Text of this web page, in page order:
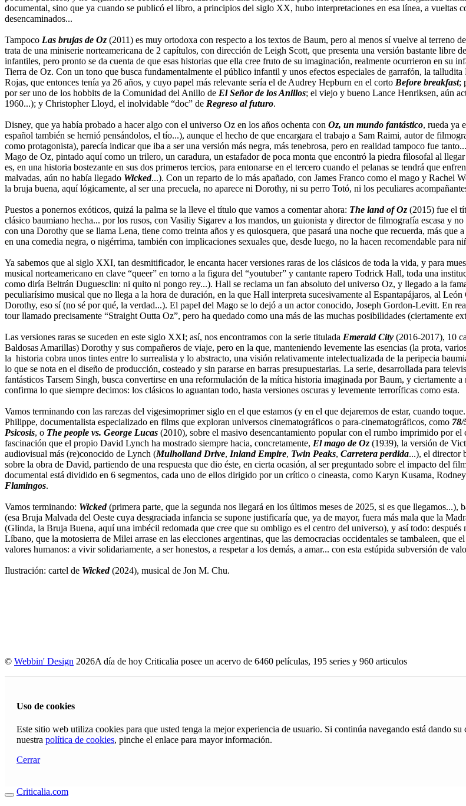
documental, sino que ya cuando se publicó el libro, a principios del siglo XX, hubo interpretaciones en esa línea, a vueltas
desencaminados...
Tampoco Las brujas de Oz (2011) es muy ortodoxa con respecto a los textos de Baum, pero al menos sí vuelve al terreno
trata de una miniserie norteamericana de 2 capítulos, con dirección de Leigh Scott, que presenta una versión bastante
infantiles, pero pronto se da cuenta de que esas historias que ella cree fruto de su imaginación, realmente ocurrieron en su
Tierra de Oz. Con un tono que busca fundamentalmente el público infantil y unos efectos especiales de garrafón, la
Rojas, que entonces tenía ya 26 años, y cuyo papel más relevante sería el de Audrey Hepburn en el corto Before breakfast;
por ser uno de los hobbits de la Comunidad del Anillo de El Señor de los Anillos; el viejo y bueno Lance Henriksen, aún
1960...); y Christopher Lloyd, el inolvidable “doc” de Regreso al futuro.
Disney, que ya había probado a hacer algo con el universo Oz en los años ochenta con Oz, un mundo fantástico, rueda ya
español también se hernió pensándolos, el tío...), aunque el hecho de que encargara el trabajo a Sam Raimi, autor de
como protagonista), parecía indicar que iba a ser una versión más negra, más tenebrosa, pero en realidad tampoco fue
Mago de Oz, pintado aquí como un trilero, un caradura, un estafador de poca monta que encontró la piedra filosofal al
es, en una historia bostezante en sus dos primeros tercios, para entonarse en el tercero cuando el pelanas se tendrá que
malvadas, aún no había llegado Wicked...). Con un reparto de lo más apañado, con James Franco como el mago y
la bruja buena, aquí lógicamente, al ser una precuela, no aparece ni Dorothy, ni su perro Totó, ni los peculiares
Puestos a ponernos exóticos, quizá la palma se la lleve el título que vamos a comentar ahora: The land of Oz (2015) fue el
clásico baumiano hecha... por los rusos, con Vasiliy Sigarev a los mandos, un guionista y director de filmografía escasa y
con una Dorothy que se llama Lena, tiene como treinta años y es quiosquera, que pasará una noche que recuerda, más que
en una comedia negra, o nigérrima, también con implicaciones sexuales que, desde luego, no la hacen recomendable para
Ya sabemos que al siglo XXI, tan desmitificador, le encanta hacer versiones raras de los clásicos de toda la vida, y para
musical norteamericano en clave “queer” en torno a la figura del “youtuber” y cantante rapero Todrick Hall, toda una
como diría Beltrán Duguesclin: ni quito ni pongo rey...). Hall se reclama un fan absoluto del universo Oz, y llegado a la
peculiarísimo musical que no llega a la hora de duración, en la que Hall interpreta sucesivamente al Espantapájaros, al
Dorothy, eso sí (no sé por qué, la verdad...). El papel del Mago se lo dejó a un actor conocido, Joseph Gordon-Levitt. En
tour llamado precisamente “Straight Outta Oz”, pero ha quedado como una más de las muchas posibilidades (ciertamente
Las versiones raras se suceden en este siglo XXI; así, nos encontramos con la serie titulada Emerald City (2016-2017), 10
Baldosas Amarillas) Dorothy y sus compañeros de viaje, pero en la que, manteniendo levemente las esencias (la prota,
la historia cobra unos tintes entre lo surrealista y lo abstracto, una visión relativamente intelectualizada de la peripecia
lo que se nota en el diseño de producción, costeado y sin pararse en barras presupuestarias. La serie, desarrollada para
fantásticos Tarsem Singh, busca convertirse en una reformulación de la mítica historia imaginada por Baum, y ciertamente
confirma lo que siempre decimos: los clásicos lo aguantan todo, hasta versiones oscuras y levemente terroríficas como esta.
Vamos terminando con las rarezas del vigesimoprimer siglo en el que estamos (y en el que dejaremos de estar, cuando
Philippe, documentalista especializado en films que exploran universos cinematográficos o para-cinematográficos, como 78/
Psicosis, o The people vs. George Lucas (2010), sobre el masivo desencantamiento popular con el rumbo imprimido por el
fascinación que el propio David Lynch ha mostrado siempre hacia, concretamente, El mago de Oz (1939), la versión de
audiovisual más (re)conocido de Lynch (Mulholland Drive, Inland Empire, Twin Peaks, Carretera perdida...), el director
sobre la obra de David, partiendo de una respuesta que dio éste, en cierta ocasión, al ser preguntado sobre el impacto del
documental está dividido en 6 segmentos, cada uno de ellos dirigido por un crítico o cineasta, como Karyn Kusama,
Flamingos.
Vamos terminando: Wicked (primera parte, que la segunda nos llegará en los últimos meses de 2025, si es que
(esa Bruja Malvada del Oeste cuya desgraciada infancia se supone justificaría que, ya de mayor, fuera más mala que la
(Glinda, la Bruja Buena, aquí una imbécil redomada que cree que su ombligo es el centro del universo), y así todo:
Líbano, que la motosierra de Milei arrase en las elecciones argentinas, que las democracias occidentales se tambaleen,
valores humanos: a vivir solidariamente, a ser honestos, a respetar a los demás, a amar... con esta estúpida subversión de
Ilustración: cartel de Wicked (2024), musical de Jon M. Chu.
© Webbin' Design 2026A día de hoy Criticalia posee un acervo de 6460 películas, 195 series y 960 articulos
Uso de cookies
Este sitio web utiliza cookies para que usted tenga la mejor experiencia de usuario. Si continúa navegando está dando
nuestra política de cookies, pinche el enlace para mayor información.
Cerrar
Criticalia.com